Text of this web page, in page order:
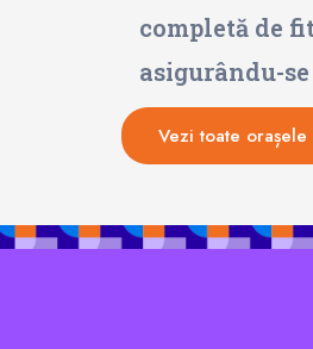
completă de
asigurându-
Vezi toate orașele